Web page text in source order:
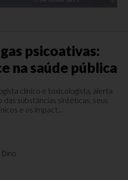
psicoativas:
na saúde pública
clínico e toxicologista, alerta
das substâncias sintéticas, seus
e os impact...
Dino